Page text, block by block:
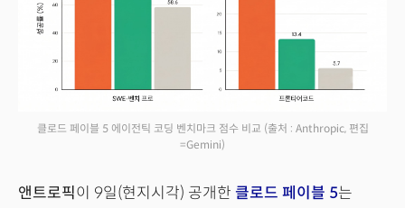
클로드 페이블 5 에이전틱 코딩 벤치마크 점수 비교 (출처 : Anthropic, 편집
=Gemini)
앤트로픽이 9일(현지시각) 공개한 클로드 페이블 5는